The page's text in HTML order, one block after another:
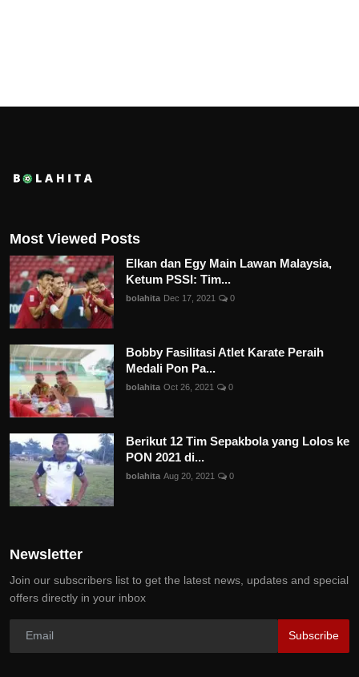
Most Viewed Posts
Elkan dan Egy Main Lawan Malaysia,
Ketum PSSI: Tim...
bolahita Dec 17, 2021 0
Bobby Fasilitasi Atlet Karate Peraih
Medali Pon Pa...
bolahita Oct 26, 2021 0
Berikut 12 Tim Sepakbola yang Lolos ke
PON 2021 di...
bolahita Aug 20, 2021 0
Newsletter
Join our subscribers list to get the latest news, updates and special
offers directly in your inbox
Subscribe